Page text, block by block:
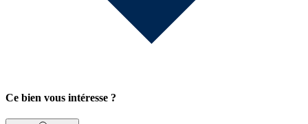
Ce bien vous intéresse ?